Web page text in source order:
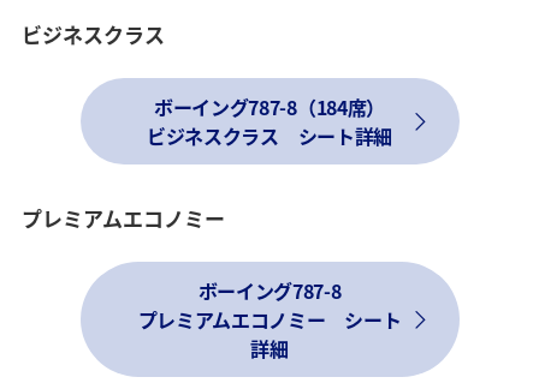
ビジネスクラス
ボーイング787-8（184席）
ビジネスクラス シート詳細
プレミアムエコノミー
ボーイング787-8
プレミアムエコノミー シート
詳細